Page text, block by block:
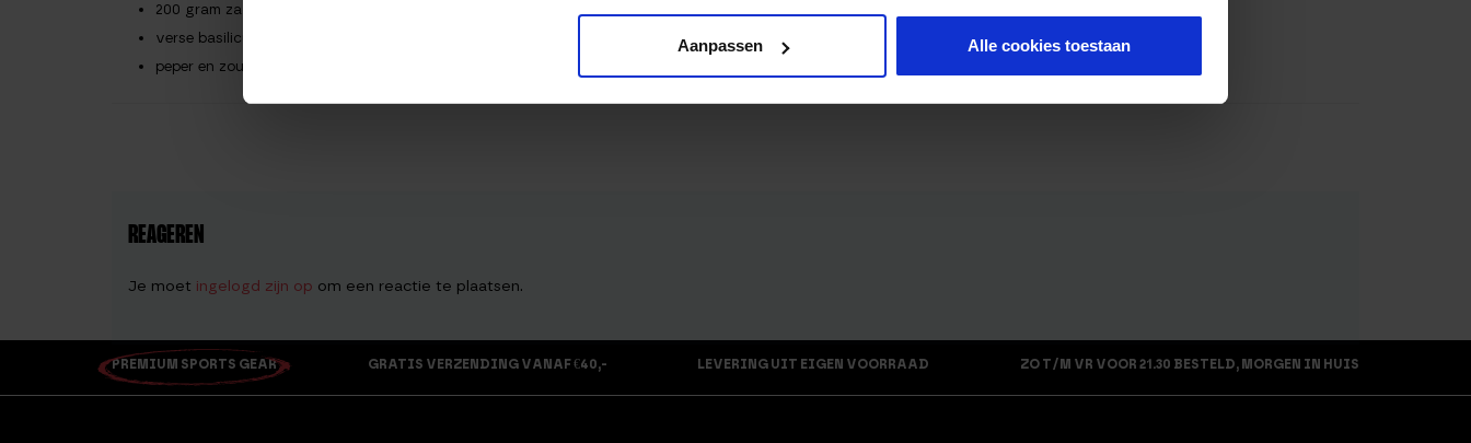
Aanpassen Alle cookies toestaan
200 gram zachte geitenkaas
verse basilicum
peper en zout
REAGEREN
Je moet ingelogd zijn op om een reactie te plaatsen.
PREMIUM SPORTS GEAR GRATIS VERZENDING VANAF €40,- LEVERING UIT EIGEN VOORRAAD ZO T/M VR VOOR 21.30 BESTELD, MORGEN IN HUIS